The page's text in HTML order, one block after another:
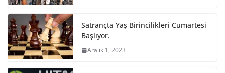
Satrançta Yaş Birincilikleri Cumartesi
Başlıyor.
Aralık 1, 2023